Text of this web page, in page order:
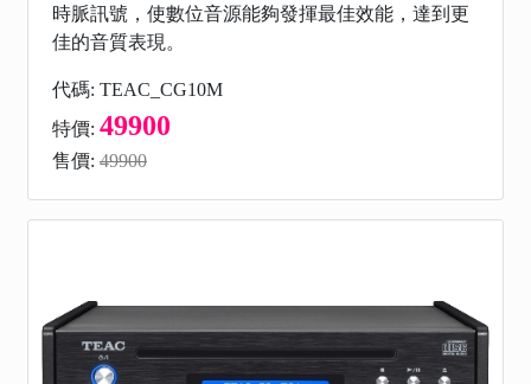
時脈訊號，使數位音源能夠發揮最佳效能，達到更
佳的音質表現。
代碼: TEAC_CG10M
特價: 49900
售價: 49900